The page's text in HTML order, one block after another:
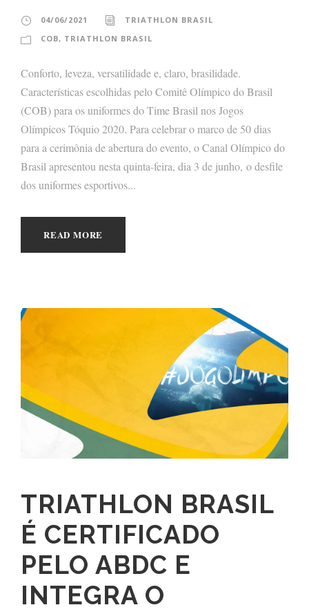
04/06/2021
TRIATHLON BRASIL
COB, TRIATHLON BRASIL
Conforto, leveza, versatilidade e, claro, brasilidade.
Características escolhidas pelo Comitê Olímpico do Brasil
(COB) para os uniformes do Time Brasil nos Jogos
Olímpicos Tóquio 2020. Para celebrar o marco de 50 dias
para a cerimônia de abertura do evento, o Canal Olímpico do
Brasil apresentou nesta quinta-feira, dia 3 de junho, o desfile
dos uniformes esportivos...
READ MORE
TRIATHLON BRASIL
É CERTIFICADO
PELO ABDC E
INTEGRA O